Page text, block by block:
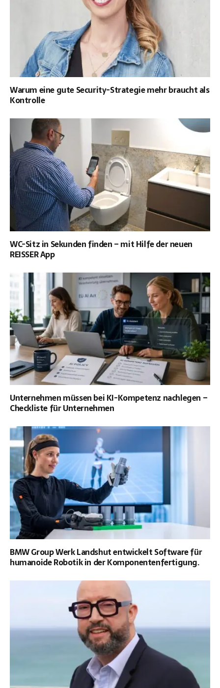
Warum eine gute Security-Strategie mehr braucht als
Kontrolle
WC-Sitz in Sekunden finden – mit Hilfe der neuen
REISSER App
Unternehmen müssen bei KI-Kompetenz nachlegen –
Checkliste für Unternehmen
BMW Group Werk Landshut entwickelt Software für
humanoide Robotik in der Komponentenfertigung.